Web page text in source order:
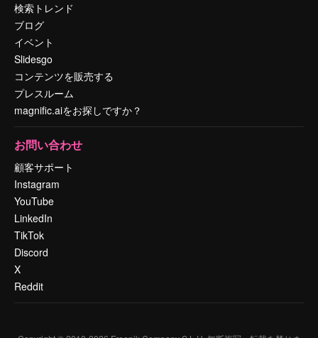
検索トレンド
ブログ
イベント
Slidesgo
コンテンツを販売する
プレスルーム
magnific.aiをお探しですか？
お問い合わせ
顧客サポート
Instagram
YouTube
LinkedIn
TikTok
Discord
X
Reddit